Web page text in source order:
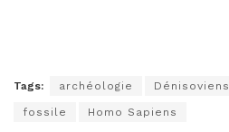
Tags: archéologie Dénisoviens
fossile Homo Sapiens